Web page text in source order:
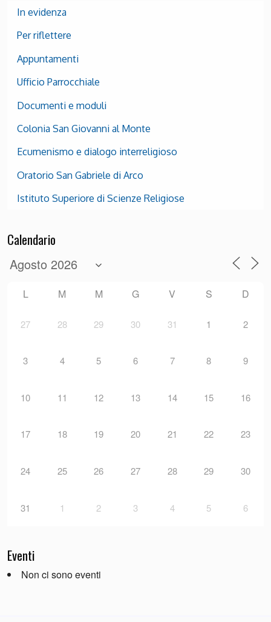
In evidenza
Per riflettere
Appuntamenti
Ufficio Parrocchiale
Documenti e moduli
Colonia San Giovanni al Monte
Ecumenismo e dialogo interreligioso
Oratorio San Gabriele di Arco
Istituto Superiore di Scienze Religiose
Calendario
L M M G V S D
27 28 29 30 31 1 2
3 4 5 6 7 8 9
10 11 12 13 14 15 16
17 18 19 20 21 22 23
24 25 26 27 28 29 30
31 1 2 3 4 5 6
Eventi
Non ci sono eventi